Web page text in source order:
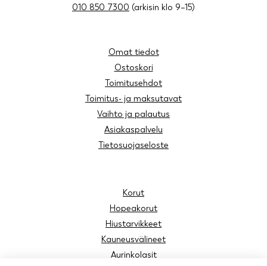
010 850 7300 (arkisin klo 9–15)
Omat tiedot
Ostoskori
Toimitusehdot
Toimitus- ja maksutavat
Vaihto ja palautus
Asiakaspalvelu
Tietosuojaseloste
Korut
Hopeakorut
Hiustarvikkeet
Kauneusvälineet
Aurinkolasit